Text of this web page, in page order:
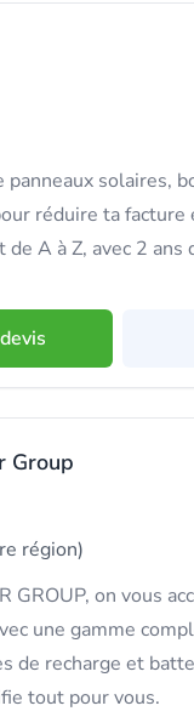
panneaux solaires,
réduire ta
A à Z, avec 2 ans
Group
région)
GROUP, on vous
une gamme
de recharge et
tout pour vous.